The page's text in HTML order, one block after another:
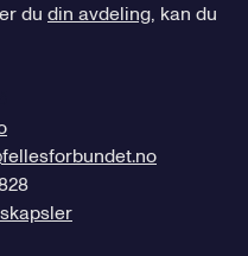
du din avdeling, kan du